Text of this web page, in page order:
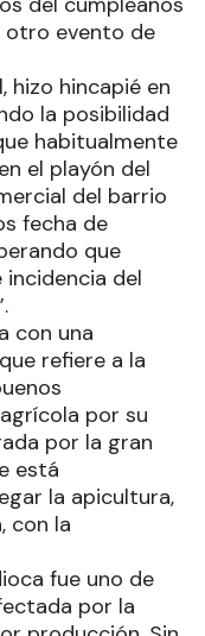
otro evento de
hizo hincapié en
la posibilidad
habitualmente
el playón del
del barrio
fecha de
que
del
con una
refiere a la
por su
por la gran
está
la apicultura,
con la
fue uno de
por la